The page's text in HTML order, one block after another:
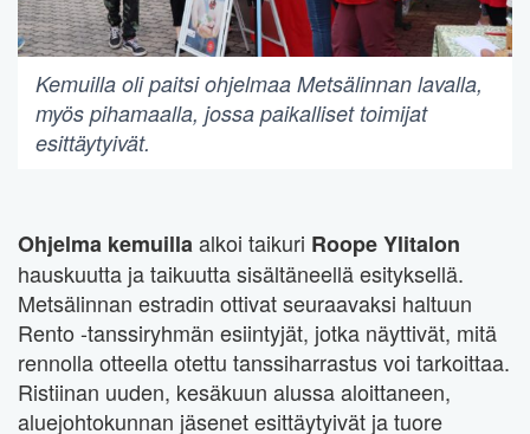
Kemuilla oli paitsi ohjelmaa Metsälinnan lavalla,
myös pihamaalla, jossa paikalliset toimijat
esittäytyivät.
Ohjelma kemuillaalkoi taikuri Roope Ylitalon
hauskuutta ja taikuutta sisältäneellä esityksellä.
Metsälinnan estradin ottivat seuraavaksi haltuun
Rento -tanssiryhmän esiintyjät, jotka näyttivät, mitä
rennolla otteella otettu tanssiharrastus voi tarkoittaa.
Ristiinan uuden, kesäkuun alussa aloittaneen,
aluejohtokunnan jäsenet esittäytyivät ja tuore